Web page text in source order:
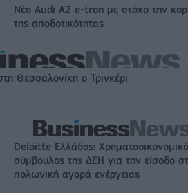
Νέο Audi A2 e-tron με στόχο την
της αποδοτικότητας
Θεσσαλονίκη ο Τρινκέρι
Deloitte Ελλάδος:
σύμβουλος της ΔΕΗ για την είσοδο
πολωνική αγορά ενέργειας